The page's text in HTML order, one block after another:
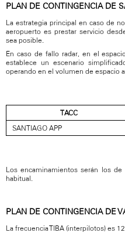
PLAN DE CONTINGENCIA DE
La estrategia principal en caso de
aeropuerto es prestar servicio
sea posible.
En caso de fallo radar, en el
establece un escenario
operando en el volumen de espacio
TACC
SANTIAGO APP
Los encaminamientos serán los
habitual.
PLAN DE CONTINGENCIA DE
La frecuencia TIBA (interpilotos) es